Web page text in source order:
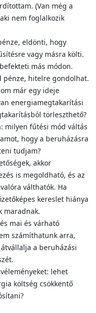
(Van még a
nem foglalkozik
eldönti, hogy
vagy másra költi.
más módon.
pénze, hitelre gondolhat.
már egy ideje
energiamegtakarítási
törleszthető?
milyen fűtési mód váltás
hogy a beruházásra
tudjam?
akkor
is megoldható, és az
válthatók. Ha
kereslet hiánya
maradnak.
mai és várható
számíthatunk arra,
a beruházási
lehet
költség csökkentő